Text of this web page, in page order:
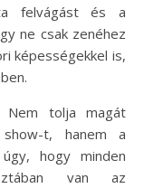
felvágást és a
ne csak zenéhez
képességekkel is,
tolja magát
t, hanem a
hogy minden
van az